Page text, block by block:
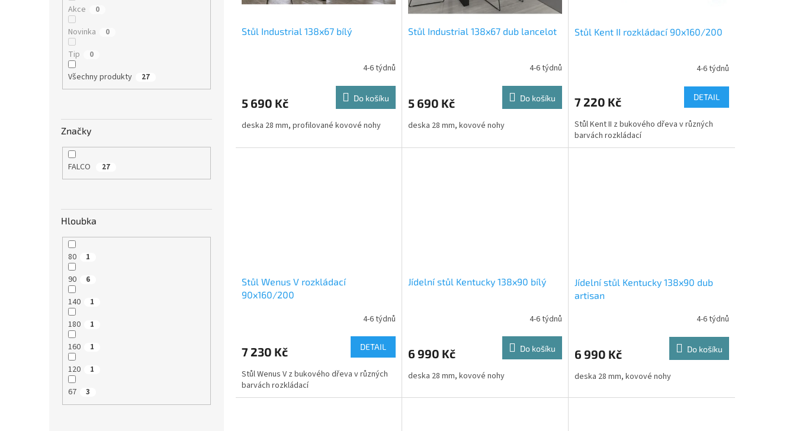
Akce 0
Novinka 0
Tip 0
Všechny produkty 27
Značky
FALCO 27
Hloubka
80 1
90 6
140 1
180 1
160 1
120 1
67 3
Stůl Industrial 138x67 bílý
4-6 týdnů
5 690 Kč Do košíku
deska 28 mm, profilované kovové nohy
Stůl Industrial 138x67 dub lancelot
4-6 týdnů
5 690 Kč Do košíku
deska 28 mm, kovové nohy
Stůl Kent II rozkládací 90x160/200
4-6 týdnů
7 220 Kč DETAIL
Stůl Kent II z bukového dřeva v různých
barvách rozkládací
Stůl Wenus V rozkládací
90x160/200
4-6 týdnů
7 230 Kč DETAIL
Stůl Wenus V z bukového dřeva v různých
barvách rozkládací
Jídelní stůl Kentucky 138x90 bílý
4-6 týdnů
6 990 Kč Do košíku
deska 28 mm, kovové nohy
Jídelní stůl Kentucky 138x90 dub
artisan
4-6 týdnů
6 990 Kč Do košíku
deska 28 mm, kovové nohy